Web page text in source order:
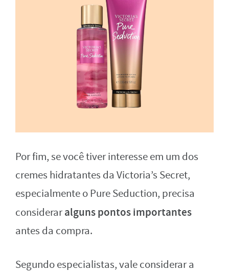
Por fim, se você tiver interesse em um dos
cremes hidratantes da Victoria’s Secret,
especialmente o Pure Seduction, precisa
consideraralguns pontos importantes
antes da compra.
Segundo especialistas, vale considerar a